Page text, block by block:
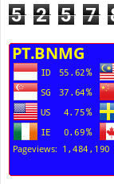
5 2 5 7